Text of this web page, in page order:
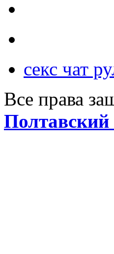
секс чат
Все права
Полтавский